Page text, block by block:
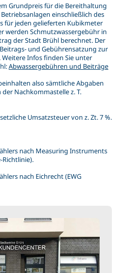
Grundpreis für die Bereithaltung
einschließlich des
für jeden gelieferten Kubikmeter
werden Schmutzwassergebühr in
der Stadt Brühl berechnet. Der
und Gebührensatzung zur
Infos finden Sie unter
Abwassergebühren und Beiträge
also sämtliche Abgaben
Nachkommastelle z. T.
Umsatzsteuer von z. Zt. 7 %.
nach Measuring Instruments
Richtlinie).
nach Eichrecht (EWG